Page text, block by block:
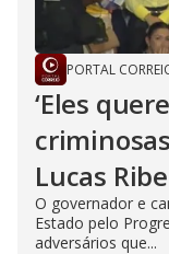
PORTAL
‘Eles
Lucas
O governador e
Estado pelo
adversários que...